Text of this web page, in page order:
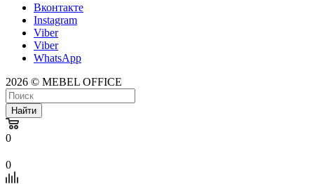
Вконтакте
Instagram
Viber
Viber
WhatsApp
2026 © MEBEL OFFICE
Найти
0
0